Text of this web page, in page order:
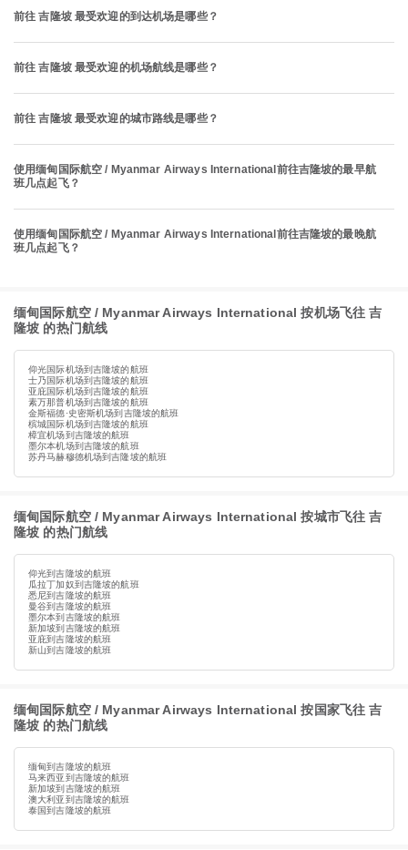
前往 吉隆坡 最受欢迎的到达机场是哪些？
前往 吉隆坡 最受欢迎的机场航线是哪些？
前往 吉隆坡 最受欢迎的城市路线是哪些？
使用缅甸国际航空 / Myanmar Airways International前往吉隆坡的最早航
班几点起飞？
使用缅甸国际航空 / Myanmar Airways International前往吉隆坡的最晚航
班几点起飞？
缅甸国际航空 / Myanmar Airways International 按机场飞往 吉
隆坡 的热门航线
仰光国际机场到吉隆坡的航班
士乃国际机场到吉隆坡的航班
亚庇国际机场到吉隆坡的航班
素万那普机场到吉隆坡的航班
金斯福德·史密斯机场到吉隆坡的航班
槟城国际机场到吉隆坡的航班
樟宜机场到吉隆坡的航班
墨尔本机场到吉隆坡的航班
苏丹马赫穆德机场到吉隆坡的航班
缅甸国际航空 / Myanmar Airways International 按城市飞往 吉
隆坡 的热门航线
仰光到吉隆坡的航班
瓜拉丁加奴到吉隆坡的航班
悉尼到吉隆坡的航班
曼谷到吉隆坡的航班
墨尔本到吉隆坡的航班
新加坡到吉隆坡的航班
亚庇到吉隆坡的航班
新山到吉隆坡的航班
缅甸国际航空 / Myanmar Airways International 按国家飞往 吉
隆坡 的热门航线
缅甸到吉隆坡的航班
马来西亚到吉隆坡的航班
新加坡到吉隆坡的航班
澳大利亚到吉隆坡的航班
泰国到吉隆坡的航班